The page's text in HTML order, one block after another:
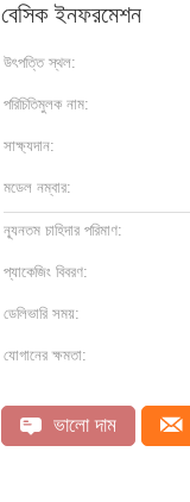
বেসিক ইনফরমেশন
উৎপত্তি স্থল:
পরিচিতিমুলক নাম:
সাক্ষ্যদান:
মডেল নম্বার:
ন্যূনতম চাহিদার পরিমাণ:
প্যাকেজিং বিবরণ:
ডেলিভারি সময়:
যোগানের ক্ষমতা:
ভালো দাম